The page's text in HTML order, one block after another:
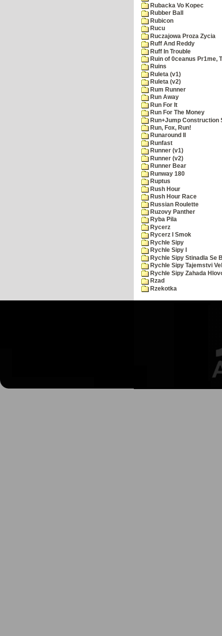
Rubacka Vo Kopec
Rubber Ball
Rubicon
Rucu
Ruczajowa Proza Zycia
Ruff And Reddy
Ruff In Trouble
Ruin of 0ceanus Pr1me,
Ruins
Ruleta (v1)
Ruleta (v2)
Rum Runner
Run Away
Run For It
Run For The Money
Run+Jump Construction
Run, Fox, Run!
Runaround II
Runfast
Runner (v1)
Runner (v2)
Runner Bear
Runway 180
Ruptus
Rush Hour
Rush Hour Race
Russian Roulette
Ruzovy Panther
Ryba Pila
Rycerz
Rycerz I Smok
Rychle Sipy
Rychle Sipy I
Rychle Sipy Stinadla Se
Rychle Sipy Tajemstvi
Rychle Sipy Zahada
Rzad
Rzekotka